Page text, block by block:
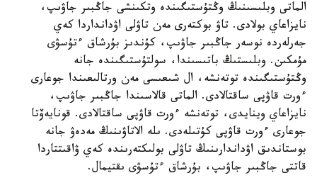
الماتى وبلىسىنىڭ وڭتۇستىگىندە وتكىنشى جاڭبىر جاۋىپ،
نايزاعاي بولادى. تاۋ بوكتەرى مەن تاۋلى اۋدانداردا كەي
جەرلەردە نوسەر جاڭبىر جاۋىپ، كۇندىز بۇرشاق ءتۇسۋى
مۇمكىن. وبلىستىڭ باتىسىندا، سولتۇستىگىندە جانە
وڭتۇستىگىندە توتەنشە، ال شىعىسى مەن ورتالىعىندا جوعارى
ءورت قاۋپى ساقتالادى. الماتى قالاسىندا جاڭبىر جاۋىپ،
نايزاعاي وينايدى، توتەنشە ءورت قاۋپى ساقتالادى. قونايەۆتا
جوعارى ءورت قاۋپى كۇتىلەدى. ىلە الاتاۋىنىڭ مەدەۋ جانە
بوستاندىق اۋداندارىنىڭ تاۋلى بولىكتەرىندە كەي ۋاقىتتاردا
قاتتى جاڭبىر جاۋىپ، بۇرشاق ءتۇسۋى ىقتيمال.